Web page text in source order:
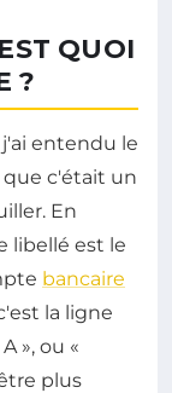
QUOI
?
entendu le
que c'était un
En
libellé est le
bancaire
la ligne
», ou «
plus